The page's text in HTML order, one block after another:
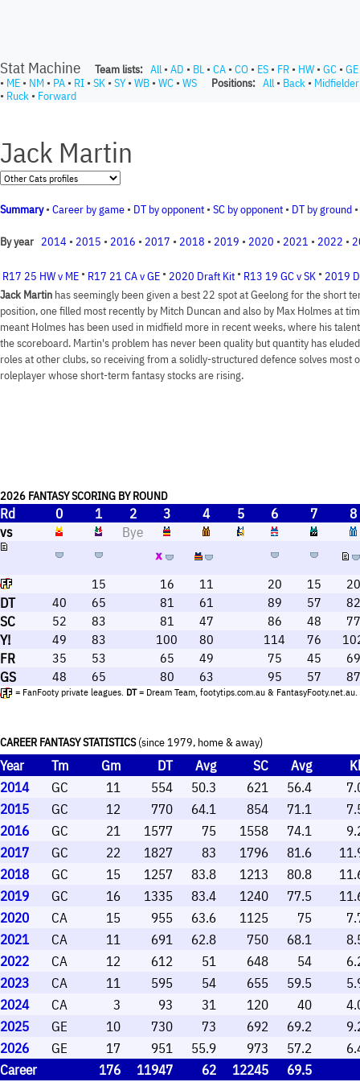
Stat Machine Team lists: All • AD • BL • CA • CO • ES • FR • HW • GC • GE
• ME • NM • PA • RI • SK • SY• WB • WC • WS Positions: All • Back • Midfielder
• Ruck • Forward